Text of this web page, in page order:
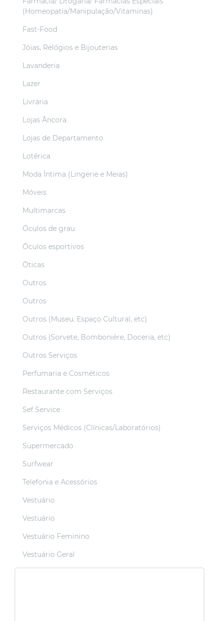
(Homeopatia/Manipulação/Vitaminas)
Fast-Food
Jóias, Relógios e Bijouterias
Lavanderia
Lazer
Livraria
Lojas Âncora
Lojas de Departamento
Lotérica
Moda Íntima (Lingerie e Meias)
Móveis
Multimarcas
Óculos de grau
Óculos esportivos
Óticas
Outros
Outros
Outros (Museu. Espaço Cultural, etc)
Outros (Sorvete, Bombonière, Doceria, etc)
Outros Serviços
Perfumaria e Cosméticos
Restaurante com Serviços
Sef Service
Serviços Médicos (Clínicas/Laboratórios)
Supermercado
Surfwear
Telefonia e Acessórios
Vestuário
Vestuário
Vestuário Feminino
Vestuário Geral